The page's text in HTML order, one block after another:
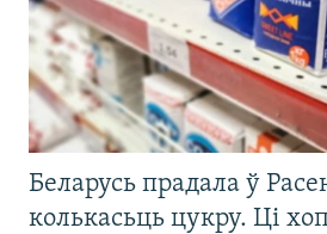
Беларусь прадала ў
колькасьць цукру. Ці